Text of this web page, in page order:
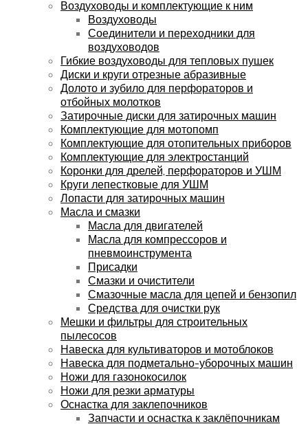
Воздуховоды и комплектующие к ним
Воздуховоды
Соединители и переходники для
воздуховодов
Гибкие воздуховоды для тепловых пушек
Диски и круги отрезные абразивные
Долото и зубило для перфораторов и
отбойных молотков
Затирочные диски для затирочных машин
Комплектующие для мотопомп
Комплектующие для отопительных приборов
Комплектующие для электростанций
Коронки для дрелей, перфораторов и УШМ
Круги лепестковые для УШМ
Лопасти для затирочных машин
Масла и смазки
Масла для двигателей
Масла для компрессоров и
пневмоинструмента
Присадки
Смазки и очистители
Смазочные масла для цепей и бензопил
Средства для очистки рук
Мешки и фильтры для строительных
пылесосов
Навеска для культиваторов и мотоблоков
Навеска для подметально-уборочных машин
Ножи для газонокосилок
Ножи для резки арматуры
Оснастка для заклепочников
Запчасти и оснастка к заклёпочникам